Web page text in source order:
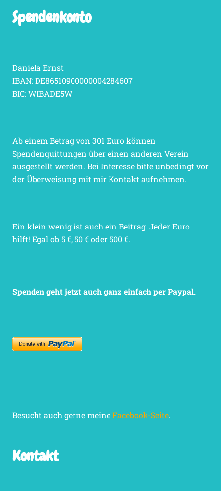
Spendenkonto
Daniela Ernst
IBAN: DE86510900000004284607
BIC: WIBADE5W
Ab einem Betrag von 301 Euro können
Spendenquittungen über einen anderen Verein
ausgestellt werden. Bei Interesse bitte unbedingt vor
der Überweisung mit mir Kontakt aufnehmen.
Ein klein wenig ist auch ein Beitrag. Jeder Euro
hilft! Egal ob 5 €, 50 € oder 500 €.
Spenden geht jetzt auch ganz einfach per Paypal.
Besucht auch gerne meineFacebook-Seite.
Kontakt